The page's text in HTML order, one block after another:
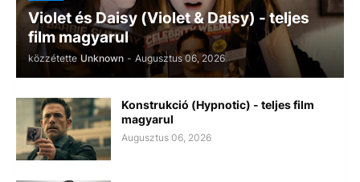
Violet és Daisy (Violet & Daisy) - teljes
film magyarul
közzétette Unknown - Augusztus 06, 2026
Konstrukció (Hypnotic) - teljes film
magyarul
Augusztus 06, 2026